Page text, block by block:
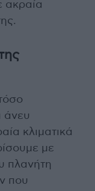
ακραία
άνευ
κλιματικά
με
πλανήτη
που